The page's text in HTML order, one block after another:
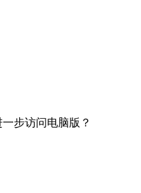
步访问电脑版？